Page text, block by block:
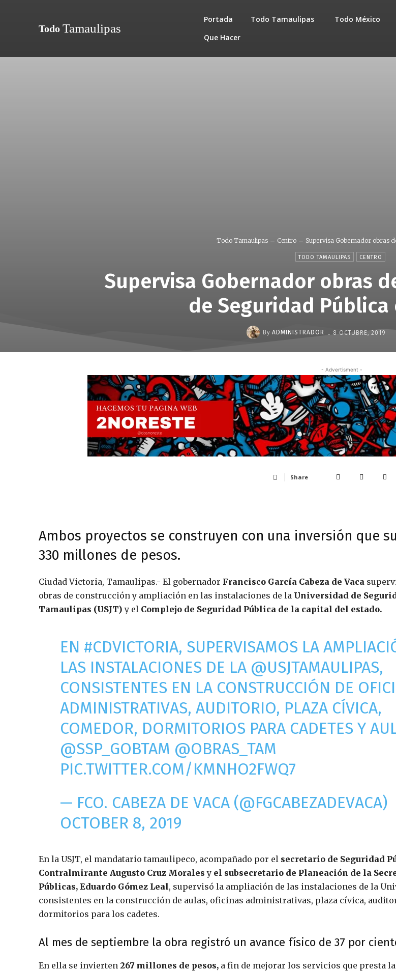
Todo Tamaulipas
Portada Todo Tamaulipas Todo México
Que Hacer
Todo Tamaulipas Centro Supervisa Gobernador obras
TODO TAMAULIPAS CENTRO
Supervisa Gobernador obras
de Seguridad
By ADMINISTRADOR - 8 OCTUBRE, 2019
- Advertisment -
Share
Ambos proyectos se construyen con una inversión que
330 millones de pesos.
Ciudad Victoria, Tamaulipas.- El gobernador Francisco García Cabeza de Vaca
obras de construcción y ampliación en las instalaciones de la Universidad de
Tamaulipas (USJT) y el Complejo de Seguridad Pública de la capital del estado.‬
EN #CDVICTORIA, SUPERVISAMOS LA
LAS INSTALACIONES DE LA @USJTAMAULIPAS,
CONSISTENTES EN LA CONSTRUCCIÓN DE
ADMINISTRATIVAS, AUDITORIO, PLAZA CÍVICA,
COMEDOR, DORMITORIOS PARA CADETES Y
@SSP_GOBTAM @OBRAS_TAM
PIC.TWITTER.COM/KMNHO2FWQ7
— FCO. CABEZA DE VACA (@FGCABEZADEVACA)
OCTOBER 8, 2019
En la USJT, el mandatario tamaulipeco, acompañado por el secretario de Seguridad
Contralmirante Augusto Cruz Morales y el subsecretario de Planeación de la
Públicas, Eduardo Gómez Leal, supervisó la ampliación de las instalaciones de la
consistentes en la construcción de aulas, oficinas administrativas, plaza cívica,
dormitorios para los cadetes.‬
Al mes de septiembre la obra registró un avance físico de 37 por
En ella se invierten 267 millones de pesos, a fin de mejorar los servicios que presta la